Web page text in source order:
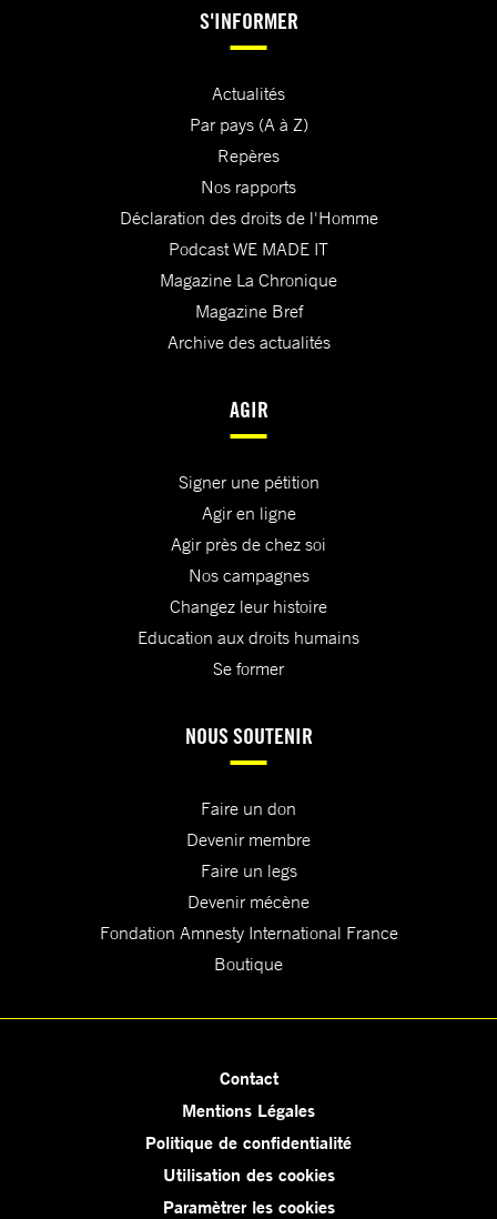
S'INFORMER
Actualités
Par pays (A à Z)
Repères
Nos rapports
Déclaration des droits de l'Homme
Podcast WE MADE IT
Magazine La Chronique
Magazine Bref
Archive des actualités
AGIR
Signer une pétition
Agir en ligne
Agir près de chez soi
Nos campagnes
Changez leur histoire
Education aux droits humains
Se former
NOUS SOUTENIR
Faire un don
Devenir membre
Faire un legs
Devenir mécène
Fondation Amnesty International France
Boutique
Contact
Mentions Légales
Politique de confidentialité
Utilisation des cookies
Paramètrer les cookies